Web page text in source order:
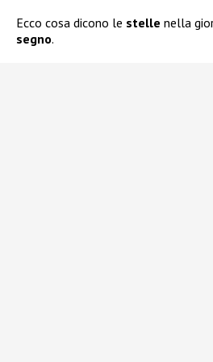
Ecco cosa dicono le stelle nella
segno.